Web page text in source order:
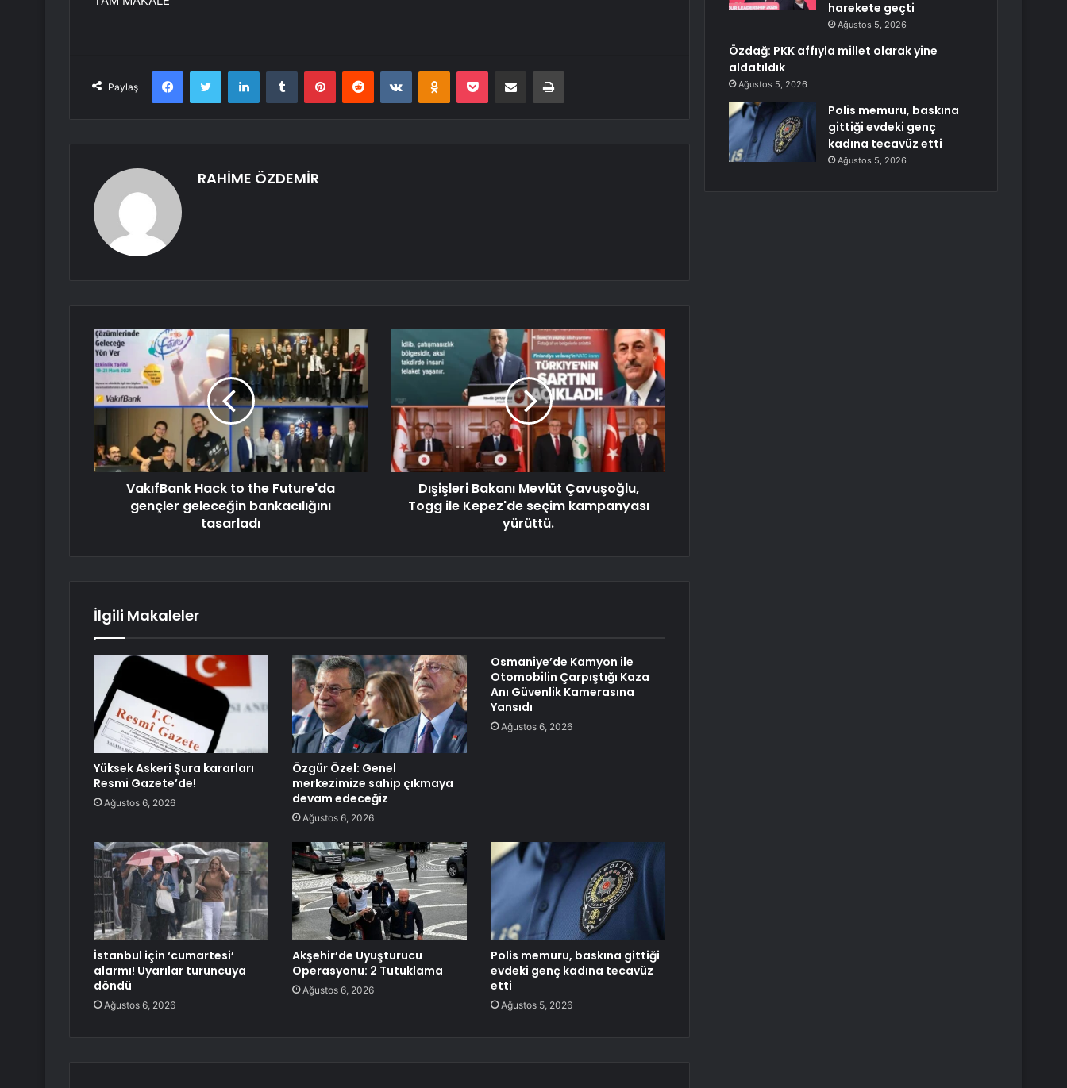
Paylaş
FacebookTwitter LinkedInTumblr PinterestReddit VKontakteOdnoklassniki
Pocket E-Posta ile paylaş Yazdır
RAHİME ÖZDEMİR
VakıfBank Hack to the Future'da
gençler geleceğin bankacılığını
tasarladı
Dışişleri Bakanı Mevlüt Çavuşoğlu,
Togg ile Kepez'de seçim kampanyası
yürüttü.
İlgili Makaleler
Yüksek Askeri Şura kararları
Resmi Gazete’de!
Ağustos 6, 2026
Özgür Özel: Genel
merkezimize sahip çıkmaya
devam edeceğiz
Ağustos 6, 2026
Osmaniye’de Kamyon ile
Otomobilin Çarpıştığı Kaza
Anı Güvenlik Kamerasına
Yansıdı
Ağustos 6, 2026
İstanbul için ‘cumartesi’
alarmı! Uyarılar turuncuya
döndü
Ağustos 6, 2026
Akşehir’de Uyuşturucu
Operasyonu: 2 Tutuklama
Ağustos 6, 2026
Polis memuru, baskına gittiği
evdeki genç kadına tecavüz
etti
Ağustos 5, 2026
harekete geçti
Ağustos 5, 2026
Özdağ: PKK affıyla millet olarak yine
aldatıldık
Ağustos 5, 2026
Polis memuru, baskına
gittiği evdeki genç
kadına tecavüz etti
Ağustos 5, 2026